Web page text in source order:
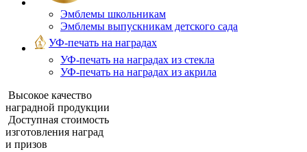
Эмблемы школьникам
Эмблемы выпускникам детского сада
УФ-печать на наградах
УФ‑печать на наградах из стекла
УФ-печать на наградах из акрила
Высокое качество
наградной продукции
Доступная стоимость
изготовления наград
и призов